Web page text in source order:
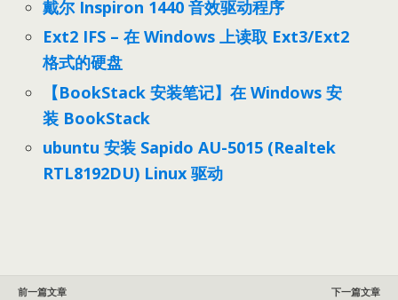
戴尔 Inspiron 1440 音效驱动程序
Ext2 IFS – 在 Windows 上读取 Ext3/Ext2
格式的硬盘
【BookStack 安装笔记】在 Windows 安
装 BookStack
ubuntu 安装 Sapido AU-5015 (Realtek
RTL8192DU) Linux 驱动
前一篇文章
下一篇文章